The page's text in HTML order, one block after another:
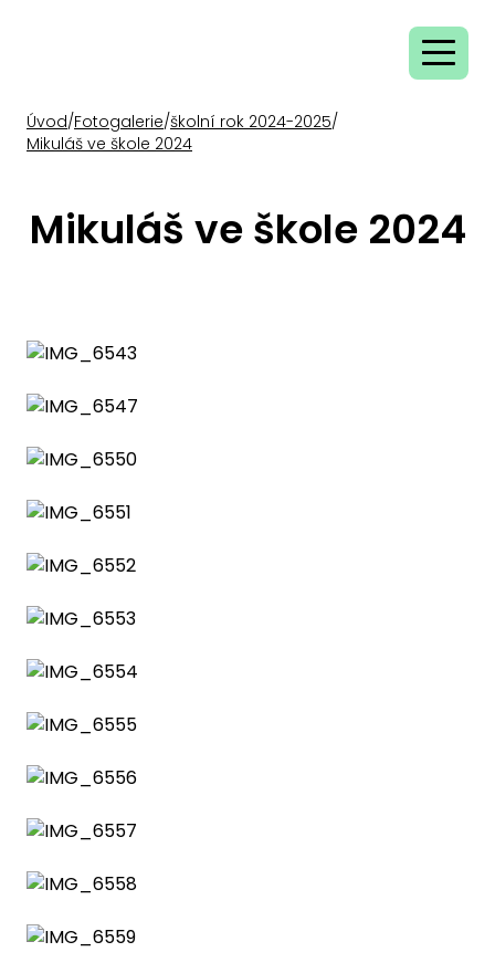
Úvod/Fotogalerie/školní rok 2024-2025/
Mikuláš ve škole 2024
Mikuláš ve škole 2024